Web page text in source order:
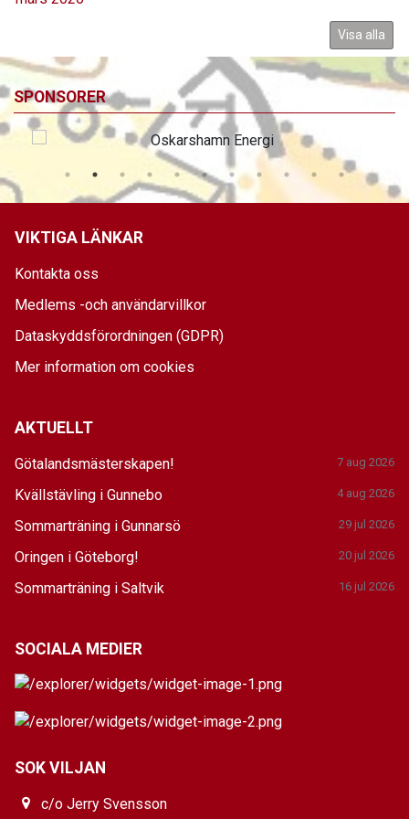
Visa alla
SPONSORER
VIKTIGA LÄNKAR
Kontakta oss
Medlems -och användarvillkor
Dataskyddsförordningen (GDPR)
Mer information om cookies
AKTUELLT
Götalandsmästerskapen! 7 aug 2026
Kvällstävling i Gunnebo 4 aug 2026
Sommarträning i Gunnarsö 29 jul 2026
Oringen i Göteborg! 20 jul 2026
Sommarträning i Saltvik 16 jul 2026
SOCIALA MEDIER
SOK VILJAN
c/o Jerry Svensson